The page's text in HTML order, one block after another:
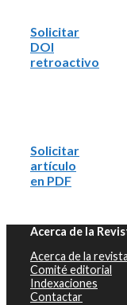
Solicitar
DOI
retroactivo
Solicitar
artículo
en PDF
Acerca de la
Acerca de la revista
Comité editorial
Indexaciones
Contactar